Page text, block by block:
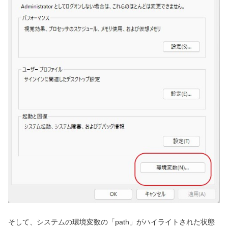
そして、システムの環境変数の「path」がハイライトされた状態